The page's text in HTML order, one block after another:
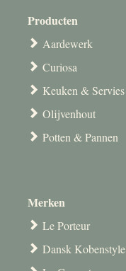
Producten
Aardewerk
Curiosa
Keuken & Servies
Olijvenhout
Potten & Pannen
Merken
Le Porteur
Dansk Kobenstyle